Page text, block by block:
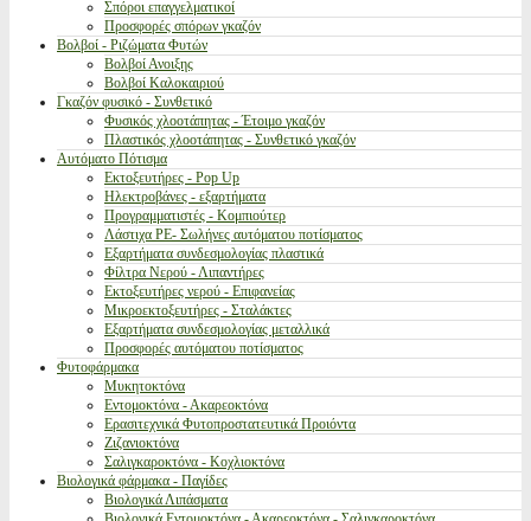
Σπόροι επαγγελματικοί
Προσφορές σπόρων γκαζόν
Βολβοί - Ριζώματα Φυτών
Βολβοί Ανοιξης
Βολβοί Καλοκαιριού
Γκαζόν φυσικό - Συνθετικό
Φυσικός χλοοτάπητας - Έτοιμο γκαζόν
Πλαστικός χλοοτάπητας - Συνθετικό γκαζόν
Αυτόματο Πότισμα
Εκτοξευτήρες - Pop Up
Ηλεκτροβάνες - εξαρτήματα
Προγραμματιστές - Κομπιούτερ
Λάστιχα PE- Σωλήνες αυτόματου ποτίσματος
Εξαρτήματα συνδεσμολογίας πλαστικά
Φίλτρα Νερού - Λιπαντήρες
Εκτοξευτήρες νερού - Επιφανείας
Μικροεκτοξευτήρες - Σταλάκτες
Εξαρτήματα συνδεσμολογίας μεταλλικά
Προσφορές αυτόματου ποτίσματος
Φυτοφάρμακα
Μυκητοκτόνα
Εντομοκτόνα - Ακαρεοκτόνα
Ερασιτεχνικά Φυτοπροστατευτικά Προιόντα
Ζιζανιοκτόνα
Σαλιγκαροκτόνα - Κοχλιοκτόνα
Βιολογικά φάρμακα - Παγίδες
Βιολογικά Λιπάσματα